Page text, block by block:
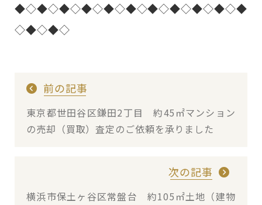
◆◇◆◇◆◇◆◇◆◇◆◇◆◇◆◇◆◇◆◇◆
◇◆◇◆◇
前の記事
東京都世田谷区鎌田2丁目 約45㎡マンション
の売却（買取）査定のご依頼を承りました
次の記事
横浜市保土ヶ谷区常盤台 約105㎡土地（建物